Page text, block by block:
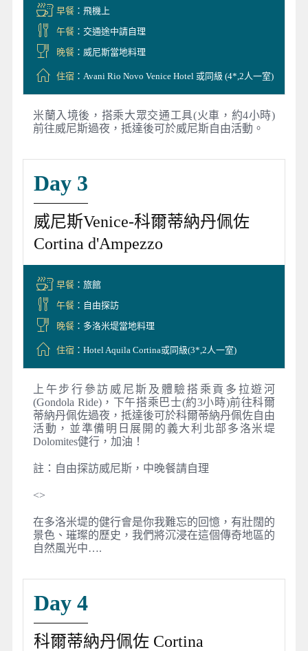
早餐：飛機上
午餐：交通途中請自理
晚餐：威尼斯當地料理
住宿：Avani Rio Novo Venice Hotel 或同級 (4*,2人一室)
米蘭入境後，搭乘大眾交通工具(火車，約4小時)
前往威尼斯過夜，抵達後可於威尼斯自由活動。
Day 3
威尼斯Venice-科爾蒂納丹佩佐
Cortina d'Ampezzo
早餐：旅館
午餐：自由探訪
晚餐：多洛米堤當地料理
住宿：Hotel Aquila Cortina或同級(3*,2人一室)
上午步行參訪威尼斯及體驗搭乘貢多拉遊河
(Gondola Ride)，下午搭乘巴士(約3小時)前往科爾
蒂納丹佩佐過夜，抵達後可於科爾蒂納丹佩佐自由
活動，並準備明日展開的義大利北部多洛米堤
Dolomites健行，加油！
註：自由探訪威尼斯，中晚餐請自理
<>
在多洛米堤的健行會是你我難忘的回憶，有壯闊的
景色、璀璨的歷史，我們將沉浸在這個傳奇地區的
自然風光中….
Day 4
科爾蒂納丹佩佐 Cortina